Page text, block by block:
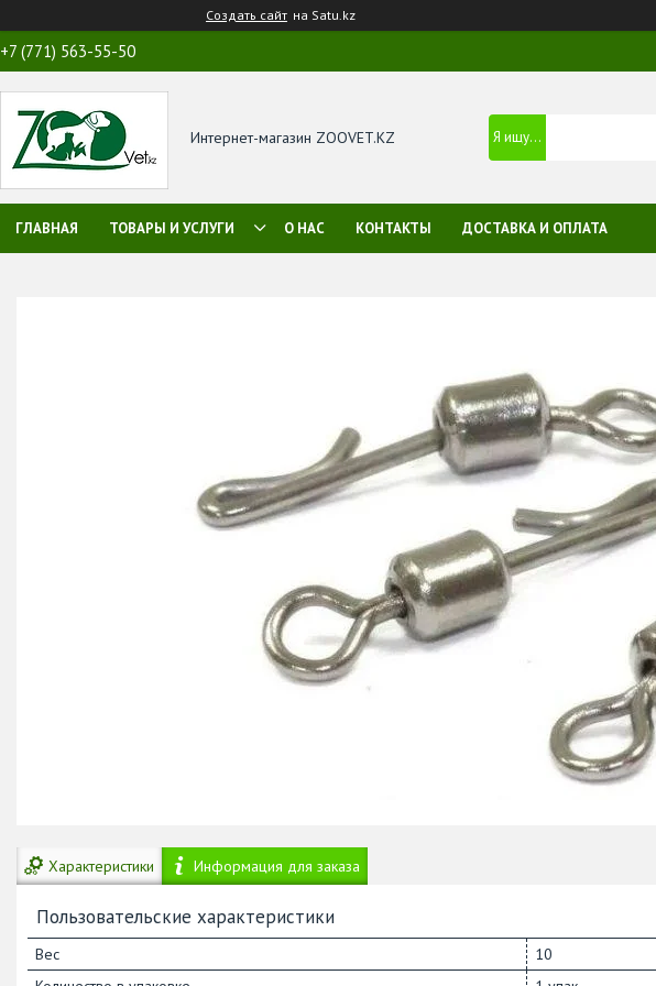
Создать сайт на Satu.kz
+7 (771) 563-55-50
Интернет-магазин ZOOVET.KZ
ГЛАВНАЯ ТОВАРЫ И УСЛУГИ О НАС КОНТАКТЫ ДОСТАВКА И ОПЛАТА
Характеристики Информация для заказа
Пользовательские характеристики
Вес
10